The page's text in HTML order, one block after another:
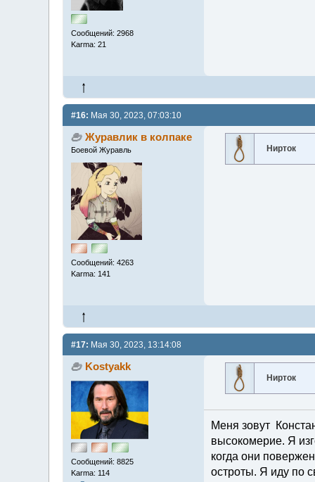
Сообщений: 2968
Karma: 21
#16: Мая 30, 2023, 07:03:10
Журавлик в колпаке
Боевой Журавль
Сообщений: 4263
Karma: 141
Нирток
#17: Мая 30, 2023, 13:14:08
Kostyakk
Сообщений: 8825
Karma: 114
Нирток
Меня зовут
высокомерие. Я
когда они
остроты. Я иду по